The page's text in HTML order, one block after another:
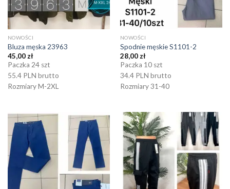
NOWOŚCI
Bluza męska 23963
45,00 zł
Paczka 24 szt
55.4 PLN brutto
Rozmiary M-2XL
NOWOŚCI
Spodnie męskie S1101-2
28,00 zł
Paczka 10 szt
34.4 PLN brutto
Rozmiary 31-40